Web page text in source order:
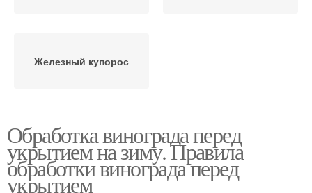
Железный купорос
Обработка винограда перед
укрытием на зиму. Правила
обработки винограда перед
укрытием